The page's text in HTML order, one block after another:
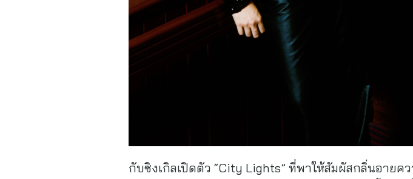
กับซิงเกิลเปิดตัว “City Lights” ที่พาให้สัมผัสกลิ่นอาย